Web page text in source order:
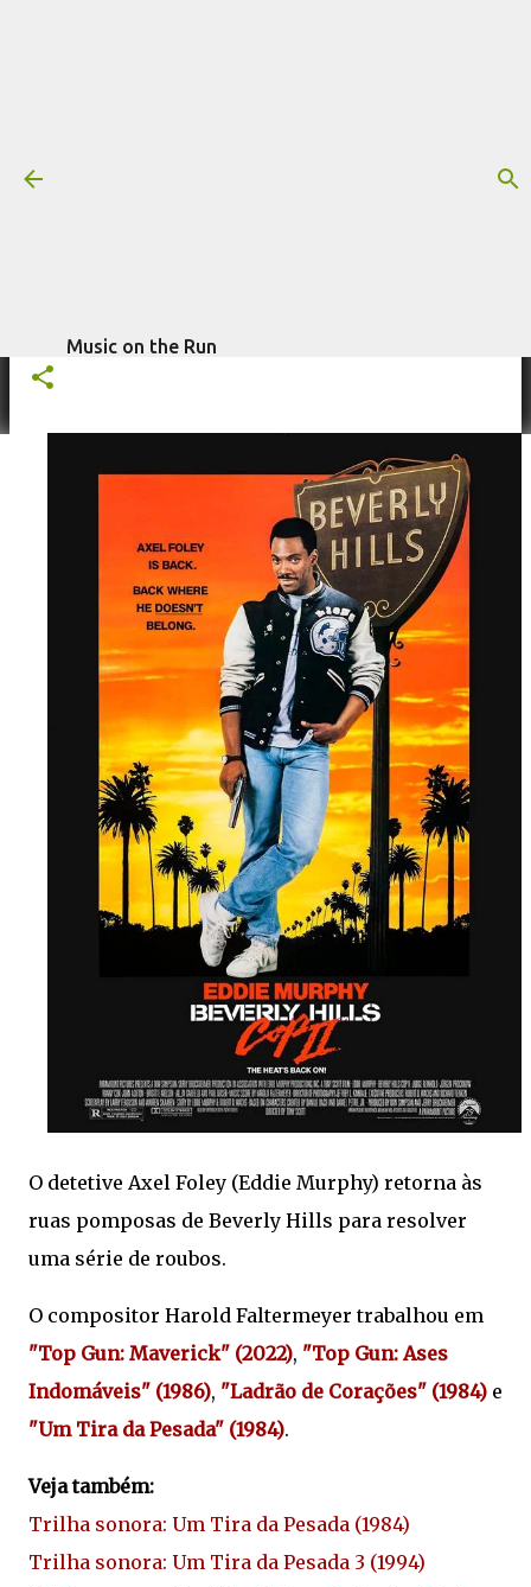
Music on the Run
Trilha sonora: Um Tira da Pesada 2
O detetive Axel Foley (Eddie Murphy) retorna às
ruas pomposas de Beverly Hills para resolver
uma série de roubos.
O compositor Harold Faltermeyer trabalhou em
"Top Gun: Maverick" (2022), "Top Gun: Ases
Indomáveis" (1986), "Ladrão de Corações" (1984) e
"Um Tira da Pesada" (1984).
Veja também:
Trilha sonora: Um Tira da Pesada (1984)
Trilha sonora: Um Tira da Pesada 3 (1994)